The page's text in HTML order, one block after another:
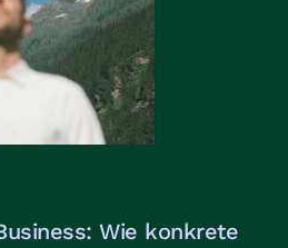
Wie konkrete